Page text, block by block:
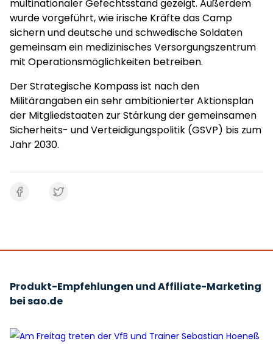
multinationaler Gefechtsstand gezeigt. Außerdem
wurde vorgeführt, wie irische Kräfte das Camp
sichern und deutsche und schwedische Soldaten
gemeinsam ein medizinisches Versorgungszentrum
mit Operationsmöglichkeiten betreiben.
Der Strategische Kompass ist nach den
Militärangaben ein sehr ambitionierter Aktionsplan
der Mitgliedstaaten zur Stärkung der gemeinsamen
Sicherheits- und Verteidigungspolitik (GSVP) bis zum
Jahr 2030.
Produkt-Empfehlungen und Affiliate-Marketing
bei sao.de